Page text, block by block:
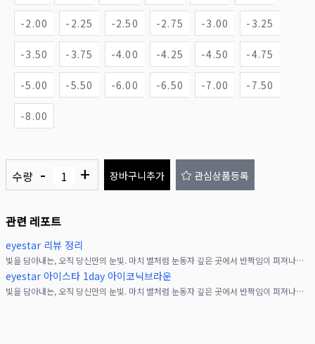
-2.00 -2.25 -2.50 -2.75 -3.00 -3.25
-3.50 -3.75 -4.00 -4.25 -4.50 -4.75
-5.00 -5.50 -6.00 -6.50 -7.00 -7.50
-8.00
수량 - + 장바구니추가 관심상품등록
관련 레포트
eyestar 리뷰 정리
빛을 담아내는, 오직 당신만의 눈빛. 마치 별처럼 눈동자 깊은 곳에서 반짝임이 퍼져나가요. 자연스러운 투명감과 입체감으로 빛을 포착해 놓치지 않는 눈매.유리구슬에 가득 담긴 수많은
eyestar 아이스타 1day 아이코닉브라운
빛을 담아내는, 오직 당신만의 눈빛. 마치 별처럼 눈동자 깊은 곳에서 반짝임이 퍼져나가요. 자연스러운 투명감과 입체감으로 빛을 포착해 놓치지 않는 눈매.유리구슬에 가득 담긴 수많은